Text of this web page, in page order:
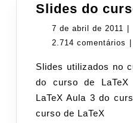
Slides do
7 de abril de 2011
7
de
2.714 comentários
Slides utilizados no curso de LaTeX. Aula 1
do curso de
LaTeX Aula 3 do
curso de LaTeX